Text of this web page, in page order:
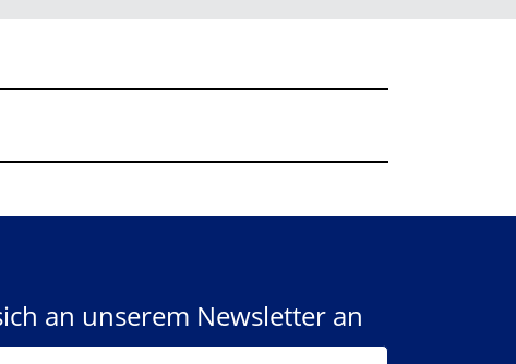
an unserem Newsletter an